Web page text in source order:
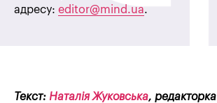
адресу: editor@mind.ua.
Текст: Наталія Жуковська,